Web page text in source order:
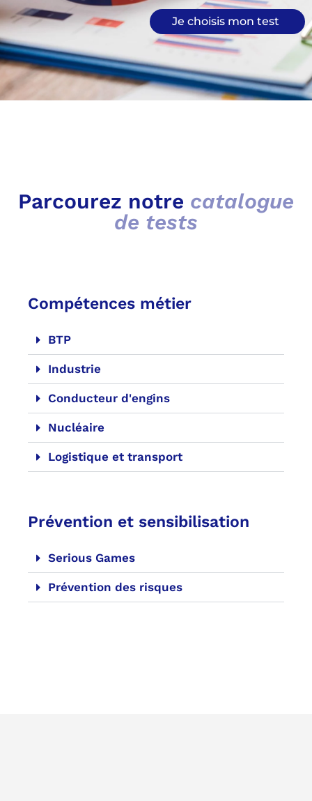
Je choisis mon test
Parcourez notre catalogue
de tests
Compétences métier
BTP
Industrie
Conducteur d'engins
Nucléaire
Logistique et transport
Prévention et sensibilisation
Serious Games
Prévention des risques